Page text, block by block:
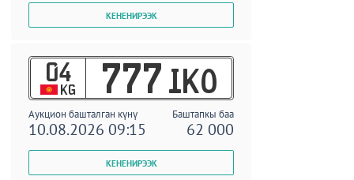
04
KG 777 IKO
Аукцион башталган күнү Баштапкы баа
10.08.2026 09:15 62 000